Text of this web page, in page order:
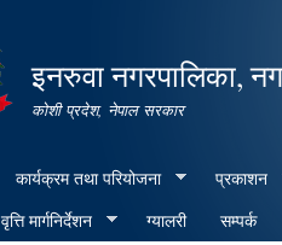
इनरुवा नगरपालिका,
कोशी प्रदेश, नेपाल सरकार
कार्यक्रम तथा परियोजना प्रकाशन
वृत्ति मार्गनिर्देशन ग्यालरी सम्पर्क